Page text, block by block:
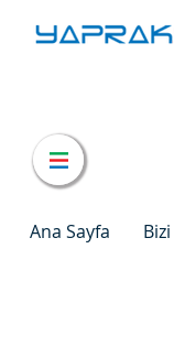
Ana Sayfa Bizi